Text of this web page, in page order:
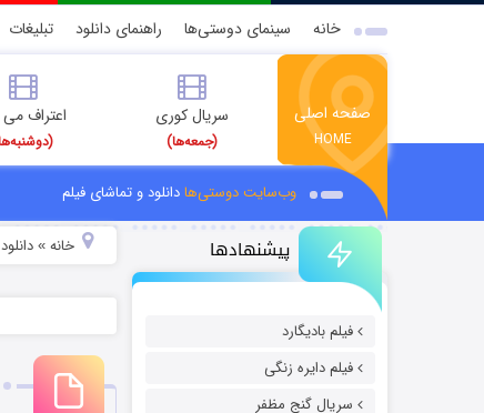
خانه سینمای دوستی‌ها راهنمای دانلود تبلیغات
صفحه اصلی
HOME
سریال کوری
(جمعه‌ها)
اعتراف می
وب‌سایت دوستی‌هادانلود و تماشای فیلم
پیشنهادها
فیلم بادیگارد
فیلم دایره زنگی
سریال گنج مظفر
خانه»